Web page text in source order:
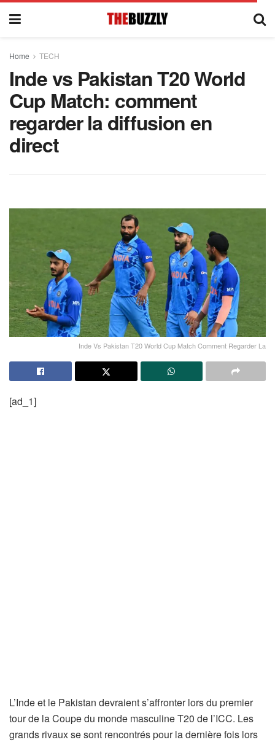
Home TECH
Inde vs Pakistan T20 World
Cup Match: comment
regarder la diffusion en
direct
Inde Vs Pakistan T20 World Cup Match Comment Regarder La
[ad_1]
L’Inde et le Pakistan devraient s’affronter lors du premier
tour de la Coupe du monde masculine T20 de l’ICC. Les
grands rivaux se sont rencontrés pour la dernière fois lors